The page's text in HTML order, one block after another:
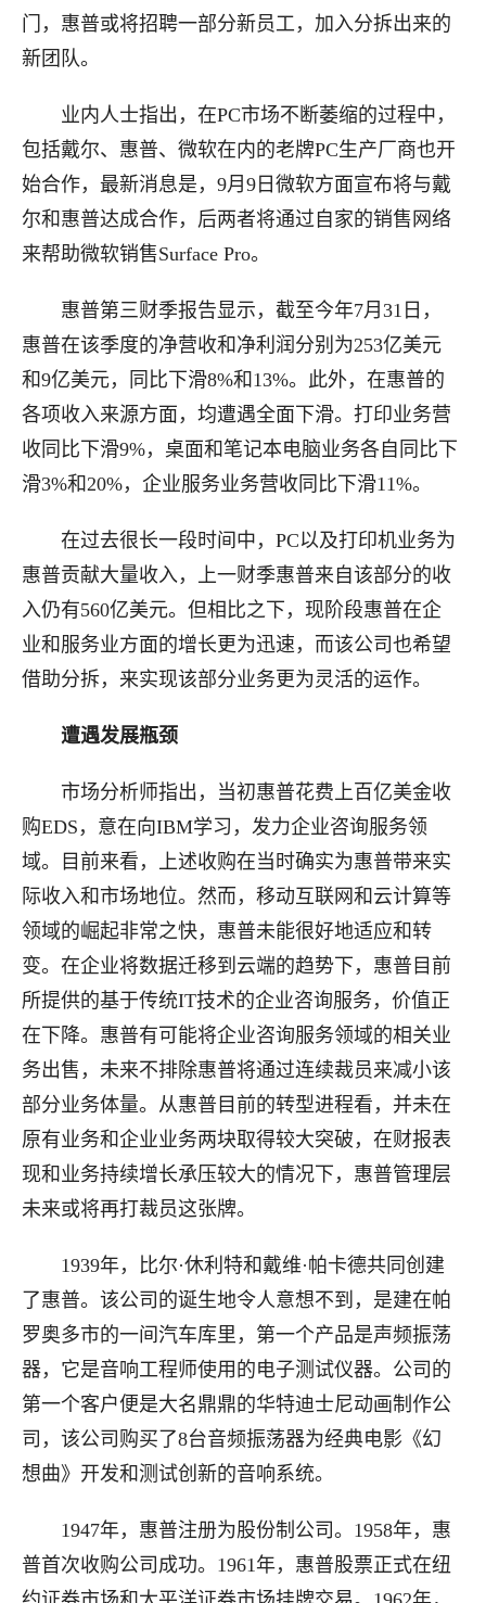
门，惠普或将招聘一部分新员工，加入分拆出来的
新团队。
业内人士指出，在PC市场不断萎缩的过程中，
包括戴尔、惠普、微软在内的老牌PC生产厂商也开
始合作，最新消息是，9月9日微软方面宣布将与戴
尔和惠普达成合作，后两者将通过自家的销售网络
来帮助微软销售Surface Pro。
惠普第三财季报告显示，截至今年7月31日，
惠普在该季度的净营收和净利润分别为253亿美元
和9亿美元，同比下滑8%和13%。此外，在惠普的
各项收入来源方面，均遭遇全面下滑。打印业务营
收同比下滑9%，桌面和笔记本电脑业务各自同比下
滑3%和20%，企业服务业务营收同比下滑11%。
在过去很长一段时间中，PC以及打印机业务为
惠普贡献大量收入，上一财季惠普来自该部分的收
入仍有560亿美元。但相比之下，现阶段惠普在企
业和服务业方面的增长更为迅速，而该公司也希望
借助分拆，来实现该部分业务更为灵活的运作。
遭遇发展瓶颈
市场分析师指出，当初惠普花费上百亿美金收
购EDS，意在向IBM学习，发力企业咨询服务领
域。目前来看，上述收购在当时确实为惠普带来实
际收入和市场地位。然而，移动互联网和云计算等
领域的崛起非常之快，惠普未能很好地适应和转
变。在企业将数据迁移到云端的趋势下，惠普目前
所提供的基于传统IT技术的企业咨询服务，价值正
在下降。惠普有可能将企业咨询服务领域的相关业
务出售，未来不排除惠普将通过连续裁员来减小该
部分业务体量。从惠普目前的转型进程看，并未在
原有业务和企业业务两块取得较大突破，在财报表
现和业务持续增长承压较大的情况下，惠普管理层
未来或将再打裁员这张牌。
1939年，比尔·休利特和戴维·帕卡德共同创建
了惠普。该公司的诞生地令人意想不到，是建在帕
罗奥多市的一间汽车库里，第一个产品是声频振荡
器，它是音响工程师使用的电子测试仪器。公司的
第一个客户便是大名鼎鼎的华特迪士尼动画制作公
司，该公司购买了8台音频振荡器为经典电影《幻
想曲》开发和测试创新的音响系统。
1947年，惠普注册为股份制公司。1958年，惠
普首次收购公司成功。1961年，惠普股票正式在纽